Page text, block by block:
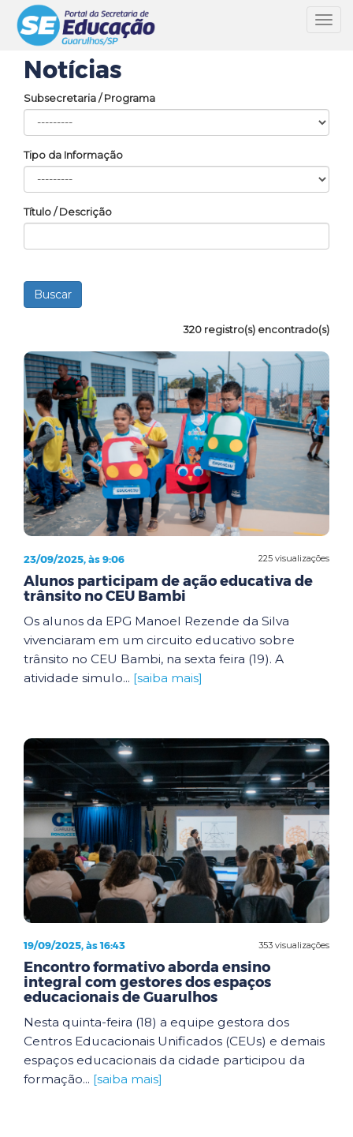
Notícias
Subsecretaria / Programa
Tipo da Informação
Título / Descrição
320 registro(s) encontrado(s)
225 visualizações
23/09/2025, às 9:06
Alunos participam de ação educativa de
trânsito no CEU Bambi
Os alunos da EPG Manoel Rezende da Silva
vivenciaram em um circuito educativo sobre
trânsito no CEU Bambi, na sexta feira (19). A
atividade simulo... [saiba mais]
353 visualizações
19/09/2025, às 16:43
Encontro formativo aborda ensino
integral com gestores dos espaços
educacionais de Guarulhos
Nesta quinta-feira (18) a equipe gestora dos
Centros Educacionais Unificados (CEUs) e demais
espaços educacionais da cidade participou da
formação... [saiba mais]